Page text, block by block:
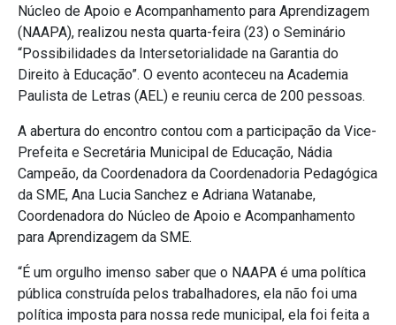
Núcleo de Apoio e Acompanhamento para Aprendizagem
(NAAPA), realizou nesta quarta-feira (23) o Seminário
“Possibilidades da Intersetorialidade na Garantia do
Direito à Educação”. O evento aconteceu na Academia
Paulista de Letras (AEL) e reuniu cerca de 200 pessoas.
A abertura do encontro contou com a participação da Vice-
Prefeita e Secretária Municipal de Educação, Nádia
Campeão, da Coordenadora da Coordenadoria Pedagógica
da SME, Ana Lucia Sanchez e Adriana Watanabe,
Coordenadora do Núcleo de Apoio e Acompanhamento
para Aprendizagem da SME.
“É um orgulho imenso saber que o NAAPA é uma política
pública construída pelos trabalhadores, ela não foi uma
política imposta para nossa rede municipal, ela foi feita a